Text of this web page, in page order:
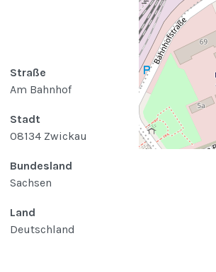
Straße
Am Bahnhof
Stadt
08134 Zwickau
Bundesland
Sachsen
Land
Deutschland